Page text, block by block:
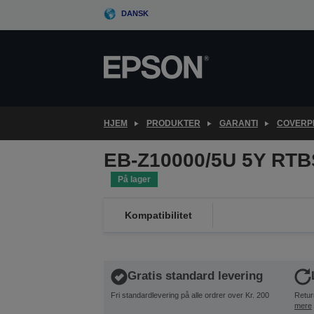
DANSK
HJEM PRODUKTER GARANTI
EB-Z10000/5U 5Y
På lager
Kompatibilitet
Gratis standard levering
Fri standardlevering på alle ordrer over Kr. 200
mere